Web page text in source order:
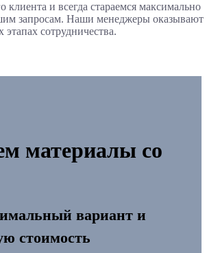
и всегда стараемся максимально
запросам. Наши менеджеры оказывают
этапах сотрудничества.
материалы со
вариант и
стоимость